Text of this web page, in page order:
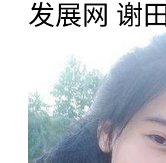
发展网 谢田